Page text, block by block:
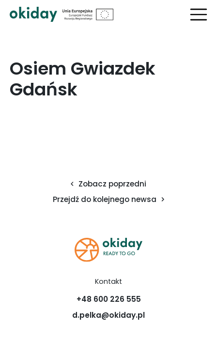
Osiem Gwiazdek
Gdańsk
Zobacz poprzedni
Przejdź do kolejnego newsa
Kontakt
+48 600 226 555
d.pelka@okiday.pl